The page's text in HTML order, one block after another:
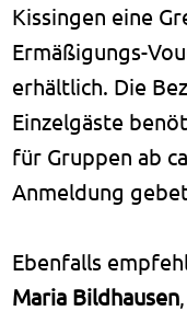
Kissingen eine
Ermäßigungs-
erhältlich. Die
Einzelgäste
für Gruppen ab
Anmeldung
Ebenfalls
Maria Bildhausen